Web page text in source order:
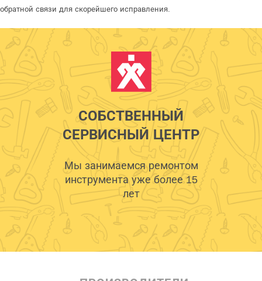
обратной связи для скорейшего исправления.
СОБСТВЕННЫЙ
СЕРВИСНЫЙ ЦЕНТР
Мы занимаемся ремонтом
инструмента уже более 15
лет